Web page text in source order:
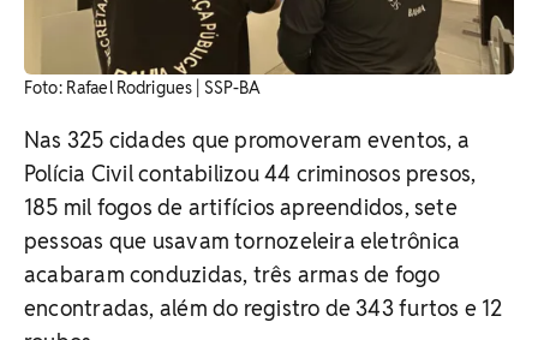
Foto: Rafael Rodrigues | SSP-BA
Nas 325 cidades que promoveram eventos, a
Polícia Civil contabilizou 44 criminosos presos,
185 mil fogos de artifícios apreendidos, sete
pessoas que usavam tornozeleira eletrônica
acabaram conduzidas, três armas de fogo
encontradas, além do registro de 343 furtos e 12